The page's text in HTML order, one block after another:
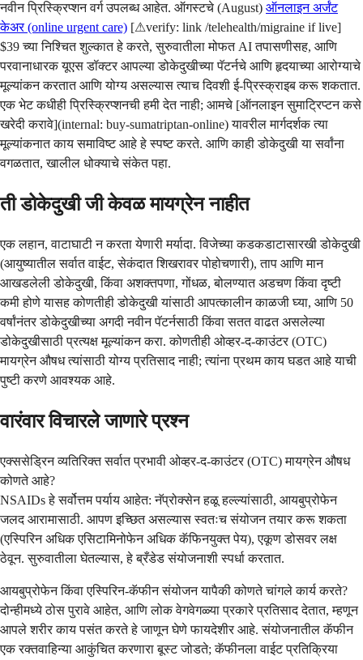
नवीन प्रिस्क्रिप्शन वर्ग उपलब्ध आहेत. ऑगस्टचे (August) ऑनलाइन अर्जंट
केअर (online urgent care) [⚠verify: link /telehealth/migraine if live]
$39 च्या निश्चित शुल्कात हे करते, सुरुवातीला मोफत AI तपासणीसह, आणि
परवानाधारक यूएस डॉक्टर आपल्या डोकेदुखीच्या पॅटर्नचे आणि हृदयाच्या आरोग्याचे
मूल्यांकन करतात आणि योग्य असल्यास त्याच दिवशी ई-प्रिस्क्राइब करू शकतात.
एक भेट कधीही प्रिस्क्रिप्शनची हमी देत ​​नाही; आमचे [ऑनलाइन सुमाट्रिप्टन कसे
खरेदी करावे](internal: buy-sumatriptan-online) यावरील मार्गदर्शक त्या
मूल्यांकनात काय समाविष्ट आहे हे स्पष्ट करते. आणि काही डोकेदुखी या सर्वांना
वगळतात, खालील धोक्याचे संकेत पहा.
ती डोकेदुखी जी केवळ मायग्रेन नाहीत
एक लहान, वाटाघाटी न करता येणारी मर्यादा. विजेच्या कडकडाटासारखी डोकेदुखी
(आयुष्यातील सर्वात वाईट, सेकंदात शिखरावर पोहोचणारी), ताप आणि मान
आखडलेली डोकेदुखी, किंवा अशक्तपणा, गोंधळ, बोलण्यात अडचण किंवा दृष्टी
कमी होणे यासह कोणतीही डोकेदुखी यांसाठी आपत्कालीन काळजी घ्या, आणि 50
वर्षांनंतर डोकेदुखीच्या अगदी नवीन पॅटर्नसाठी किंवा सतत वाढत असलेल्या
डोकेदुखीसाठी प्रत्यक्ष मूल्यांकन करा. कोणतीही ओव्हर-द-काउंटर (OTC)
मायग्रेन औषध त्यांसाठी योग्य प्रतिसाद नाही; त्यांना प्रथम काय घडत आहे याची
पुष्टी करणे आवश्यक आहे.
वारंवार विचारले जाणारे प्रश्न
एक्ससेड्रिन व्यतिरिक्त सर्वात प्रभावी ओव्हर-द-काउंटर (OTC) मायग्रेन औषध
कोणते आहे?
NSAIDs हे सर्वोत्तम पर्याय आहेत: नॅप्रोक्सेन हळू हल्ल्यांसाठी, आयबुप्रोफेन
जलद आरामासाठी. आपण इच्छित असल्यास स्वतःच संयोजन तयार करू शकता
(एस्पिरिन अधिक एसिटामिनोफेन अधिक कॅफिनयुक्त पेय), एकूण डोसवर लक्ष
ठेवून. सुरुवातीला घेतल्यास, हे ब्रँडेड संयोजनाशी स्पर्धा करतात.
आयबुप्रोफेन किंवा एस्पिरिन-कॅफीन संयोजन यापैकी कोणते चांगले कार्य करते?
दोन्हीमध्ये ठोस पुरावे आहेत, आणि लोक वेगवेगळ्या प्रकारे प्रतिसाद देतात, म्हणून
आपले शरीर काय पसंत करते हे जाणून घेणे फायदेशीर आहे. संयोजनातील कॅफीन
एक रक्तवाहिन्या आकुंचित करणारा बूस्ट जोडते; कॅफीनला वाईट प्रतिक्रिया